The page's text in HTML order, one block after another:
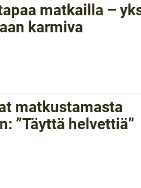
matkailla –
karmiva
matkustamasta
”Täyttä helvettiä”